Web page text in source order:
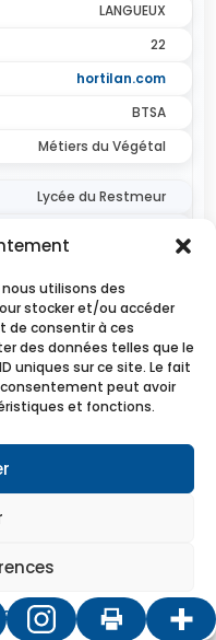
utilisons des
stocker et/ou accéder
de consentir à ces
des données telles que le
uniques sur ce site. Le fait
peut avoir
et fonctions.
LANGUEUX
22
hortilan.com
BTSA
Métiers du Végétal
Lycée du Restmeur
lyceedurestmeur.com
BTSA
des Territoires
Ruraux)
des Territoires
Ruraux)